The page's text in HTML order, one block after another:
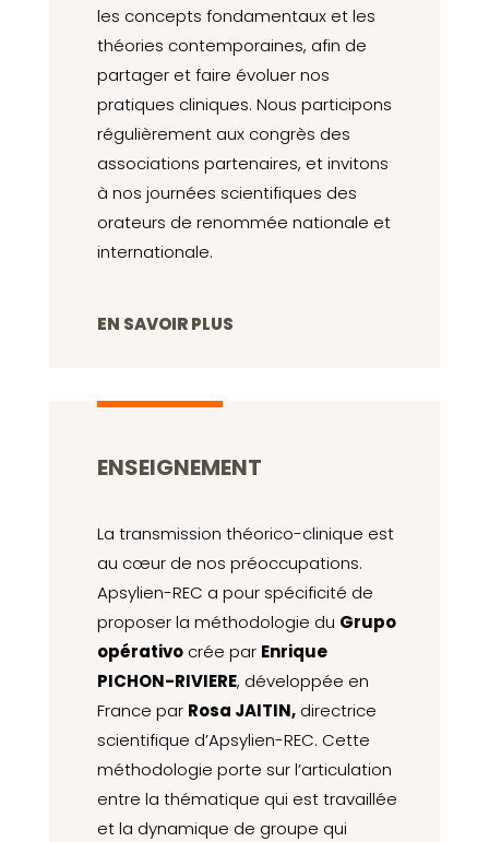
les concepts fondamentaux et les
théories contemporaines, afin de
partager et faire évoluer nos
pratiques cliniques. Nous participons
régulièrement aux congrès des
associations partenaires, et invitons
à nos journées scientifiques des
orateurs de renommée nationale et
internationale.
EN SAVOIR PLUS
ENSEIGNEMENT
La transmission théorico-clinique est
au cœur de nos préoccupations.
Apsylien-REC a pour spécificité de
proposer la méthodologie du Grupo
opérativocrée par Enrique
PICHON-RIVIERE, développée en
France par Rosa JAITIN,directrice
scientifique d’Apsylien-REC. Cette
méthodologie porte sur l’articulation
entre la thématique qui est travaillée
et la dynamique de groupe qui